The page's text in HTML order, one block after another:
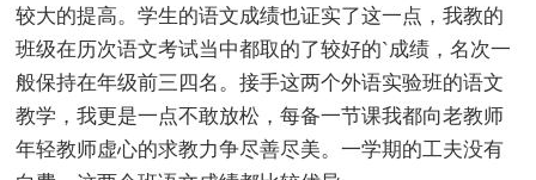
较大的提高。学生的语文成绩也证实了这一点，我教的
班级在历次语文考试当中都取的了较好的`成绩，名次一
般保持在年级前三四名。接手这两个外语实验班的语文
教学，我更是一点不敢放松，每备一节课我都向老教师
年轻教师虚心的求教力争尽善尽美。一学期的工夫没有